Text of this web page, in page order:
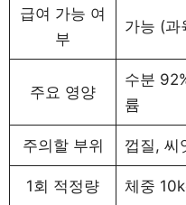
급여 가능 여
부
가능 (과
주요 영양
수분
륨
주의할 부위 껍질, 씨
1회 적정량 체중